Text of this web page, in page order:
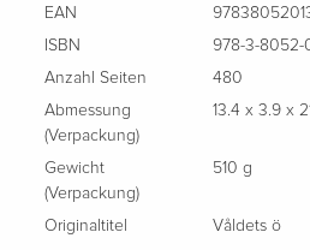
EAN
ISBN
978-3-8052-
Anzahl Seiten
480
Abmessung
(Verpackung)
13.4 x 3.9 x
Gewicht
(Verpackung)
510 g
Originaltitel Våldets ö